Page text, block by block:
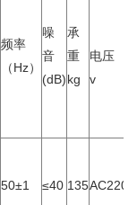
频率
（Hz）
噪
音
(dB)
承
重
kg
电压
v
50±1 ≤40 135